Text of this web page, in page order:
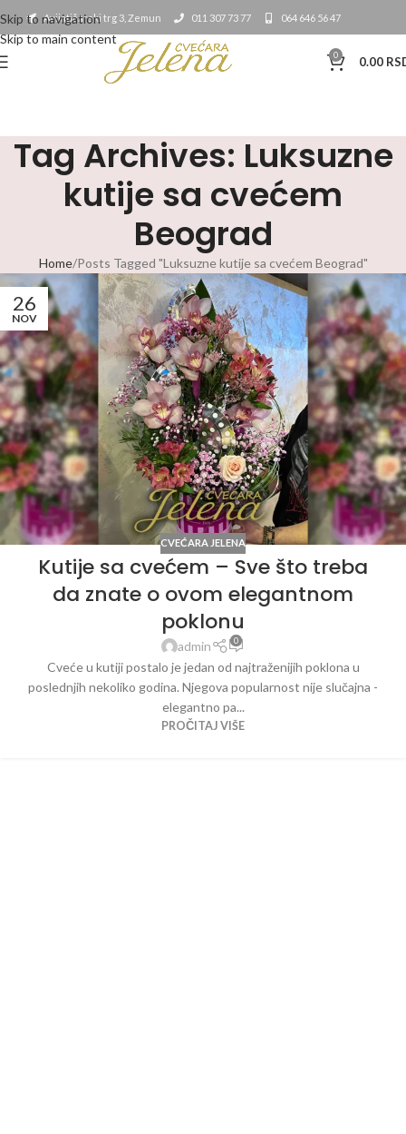
Skip to navigation
Skip to main content
Avijatičarski trg 3, Zemun 011 307 73 77 064 646 56 47
0 0.00
Tag Archives: Luksuzne
kutije sa cvećem
Beograd
Home Posts Tagged "Luksuzne kutije sa cvećem Beograd"
26
NOV
CVEĆARA JELENA
Kutije sa cvećem – Sve što treba
da znate o ovom elegantnom
poklonu
admin 0
Cveće u kutiji postalo je jedan od najtraženijih poklona u
poslednjih nekoliko godina. Njegova popularnost nije slučajna -
elegantno pa...
PROČITAJ VIŠE